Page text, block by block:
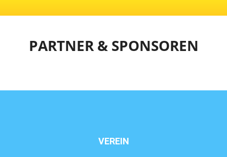
PARTNER & SPONSOREN
VEREIN